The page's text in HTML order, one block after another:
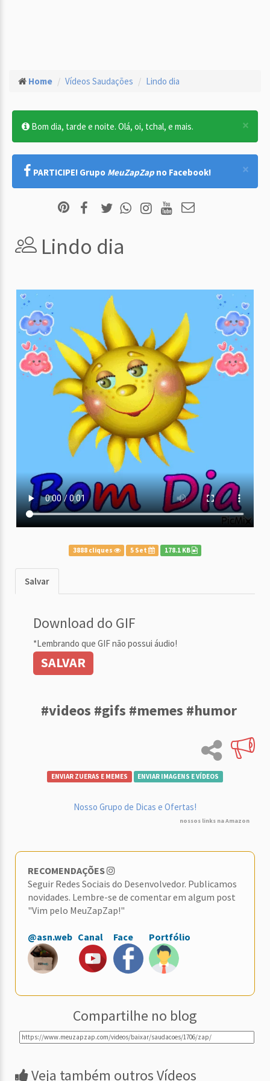
Home Vídeos Saudações Lindo dia
×
Bom dia, tarde e noite. Olá, oi, tchal, e mais.
×
PARTICIPE! Grupo MeuZapZap no Facebook!
Lindo dia
3888 cliques 5 Set 178.1 KB
Salvar
Download do GIF
*Lembrando que GIF não possui áudio!
SALVAR
#videos #gifs #memes #humor
ENVIAR ZUERAS E MEMES ENVIAR IMAGENS E VÍDEOS
Nosso Grupo de Dicas e Ofertas!
nossos links na Amazon
RECOMENDAÇÕES
Seguir Redes Sociais do Desenvolvedor. Publicamos
novidades. Lembre-se de comentar em algum post
"Vim pelo MeuZapZap!"
@asn.web Canal Face Portfólio
Compartilhe no blog
Veja também outros Vídeos